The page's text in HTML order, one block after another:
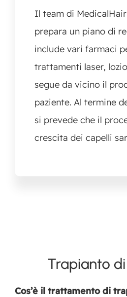
Il team di
prepara un piano di
include vari farmaci
trattamenti laser,
segue da vicino il
paziente. Al termine
si prevede che il
crescita dei capelli
Trapianto
Cos’è il trattamento di